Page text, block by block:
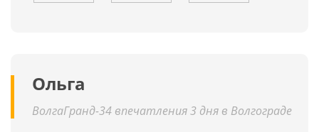
Ольга
ВолгаГранд-34 впечатления 3 дня в Волгограде